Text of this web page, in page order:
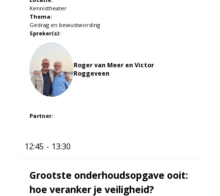
Kennistheater
Thema:
Gedrag en bewustwording
Spreker(s):
Roger van Meer en Victor
Roggeveen
Partner:
12:45 13:30
Grootste onderhoudsopgave ooit:
hoe veranker je veiligheid?